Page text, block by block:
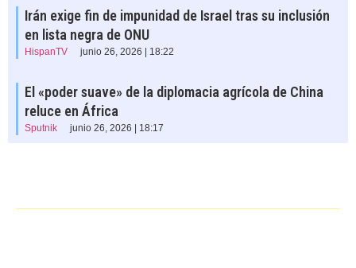
Irán exige fin de impunidad de Israel tras su inclusión
en lista negra de ONU
HispanTV junio 26, 2026 | 18:22
El «poder suave» de la diplomacia agrícola de China
reluce en África
Sputnik junio 26, 2026 | 18:17